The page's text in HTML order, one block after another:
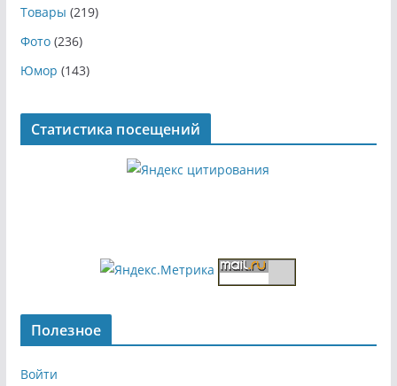
Товары (219)
Фото(236)
Юмор (143)
Статистика посещений
Полезное
Войти